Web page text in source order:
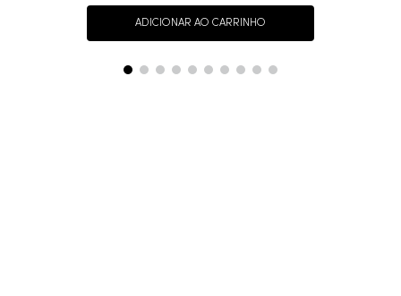
ADICIONAR AO CARRINHO